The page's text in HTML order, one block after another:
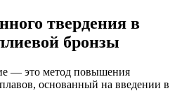
твердения в
бронзы
— это метод повышения
основанный на введении в